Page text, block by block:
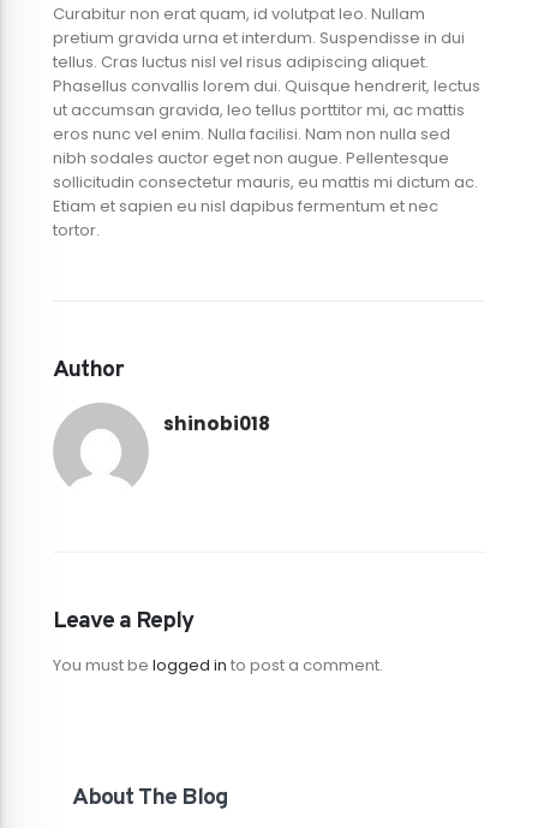
Curabitur non erat quam, id volutpat leo. Nullam
pretium gravida urna et interdum. Suspendisse in dui
tellus. Cras luctus nisl vel risus adipiscing aliquet.
Phasellus convallis lorem dui. Quisque hendrerit, lectus
ut accumsan gravida, leo tellus porttitor mi, ac mattis
eros nunc vel enim. Nulla facilisi. Nam non nulla sed
nibh sodales auctor eget non augue. Pellentesque
sollicitudin consectetur mauris, eu mattis mi dictum ac.
Etiam et sapien eu nisl dapibus fermentum et nec
tortor.
Author
shinobi018
Leave a Reply
You must be logged in to post a comment.
About The Blog